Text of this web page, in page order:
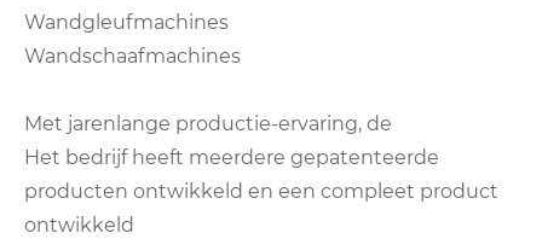
Wandgleufmachines
Wandschaafmachines
Met jarenlange productie-ervaring, de
Het bedrijf heeft meerdere gepatenteerde
producten ontwikkeld en een compleet product
ontwikkeld